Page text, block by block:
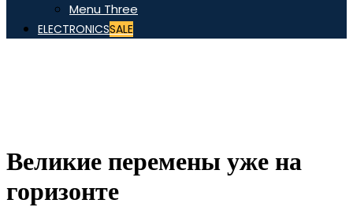
Menu Three
ELECTRONICSSALE
Великие перемены уже на
горизонте